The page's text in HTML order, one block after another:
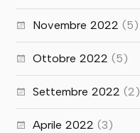
Novembre 2022 (5)
Ottobre 2022 (5)
Settembre 2022 (2)
Aprile 2022 (3)